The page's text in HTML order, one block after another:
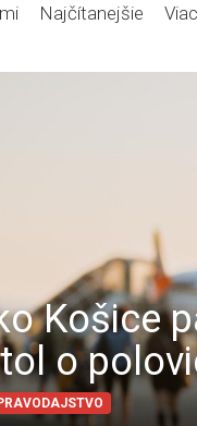
Najčítanejšie Viac
Košice
o